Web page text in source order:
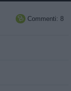
 Commenti: 8